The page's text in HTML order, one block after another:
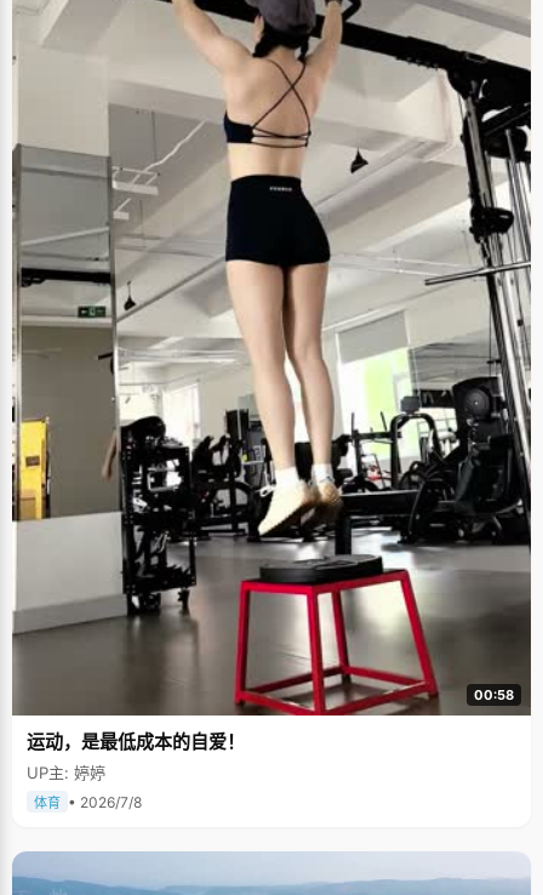
00:58
运动，是最低成本的自爱！
UP主: 婷婷
体育 • 2026/7/8